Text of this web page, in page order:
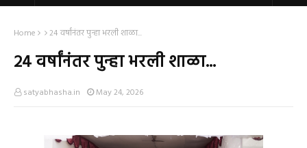
Home २४ वर्षांनंतर पुन्हा भरली शाळा...
२४ वर्षांनंतर पुन्हा भरली शाळा...
satyabhasha.in May 24, 2026